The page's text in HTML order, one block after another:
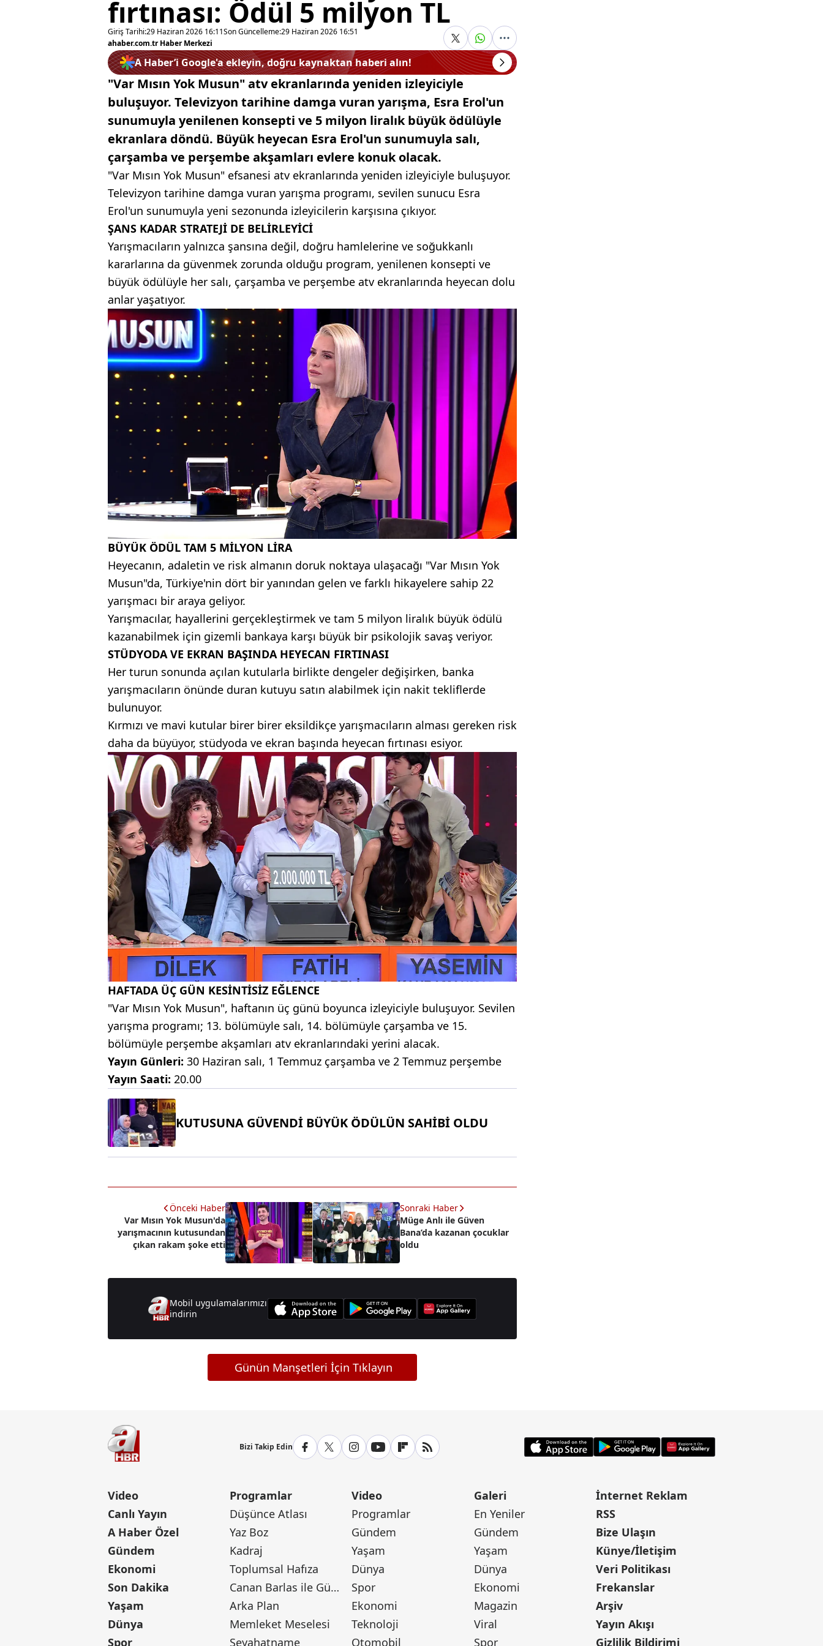
fırtınası: Ödül 5 milyon TL
Giriş Tarihi:29 Haziran 2026 16:11Son Güncelleme:29 Haziran 2026 16:51
ahaber.com.tr Haber Merkezi
A Haber’i Google'a ekleyin, doğru kaynaktan haberi alın!
"Var Mısın Yok Musun" atv ekranlarında yeniden izleyiciyle
buluşuyor. Televizyon tarihine damga vuran yarışma, Esra Erol'un
sunumuyla yenilenen konsepti ve 5 milyon liralık büyük ödülüyle
ekranlara döndü. Büyük heyecan Esra Erol'un sunumuyla salı,
çarşamba ve perşembe akşamları evlere konuk olacak.
"Var Mısın Yok Musun" efsanesi atv ekranlarında yeniden izleyiciyle buluşuyor.
Televizyon tarihine damga vuran yarışma programı, sevilen sunucu Esra
Erol'un sunumuyla yeni sezonunda izleyicilerin karşısına çıkıyor.
ŞANS KADAR STRATEJİ DE BELİRLEYİCİ
Yarışmacıların yalnızca şansına değil, doğru hamlelerine ve soğukkanlı
kararlarına da güvenmek zorunda olduğu program, yenilenen konsepti ve
büyük ödülüyle her salı, çarşamba ve perşembe atv ekranlarında heyecan dolu
anlar yaşatıyor.
BÜYÜK ÖDÜL TAM 5 MİLYON LİRA
Heyecanın, adaletin ve risk almanın doruk noktaya ulaşacağı "Var Mısın Yok
Musun"da, Türkiye'nin dört bir yanından gelen ve farklı hikayelere sahip 22
yarışmacı bir araya geliyor.
Yarışmacılar, hayallerini gerçekleştirmek ve tam 5 milyon liralık büyük ödülü
kazanabilmek için gizemli bankaya karşı büyük bir psikolojik savaş veriyor.
STÜDYODA VE EKRAN BAŞINDA HEYECAN FIRTINASI
Her turun sonunda açılan kutularla birlikte dengeler değişirken, banka
yarışmacıların önünde duran kutuyu satın alabilmek için nakit tekliflerde
bulunuyor.
Kırmızı ve mavi kutular birer birer eksildikçe yarışmacıların alması gereken risk
daha da büyüyor, stüdyoda ve ekran başında heyecan fırtınası esiyor.
HAFTADA ÜÇ GÜN KESİNTİSİZ EĞLENCE
"Var Mısın Yok Musun", haftanın üç günü boyunca izleyiciyle buluşuyor. Sevilen
yarışma programı; 13. bölümüyle salı, 14. bölümüyle çarşamba ve 15.
bölümüyle perşembe akşamları atv ekranlarındaki yerini alacak.
Yayın Günleri: 30 Haziran salı, 1 Temmuz çarşamba ve 2 Temmuz perşembe
Yayın Saati: 20.00
KUTUSUNA GÜVENDİ BÜYÜK ÖDÜLÜN SAHİBİ OLDU
Önceki Haber
Var Mısın Yok Musun'da
yarışmacının kutusundan
çıkan rakam şoke etti
Sonraki Haber
Müge Anlı ile Güven
Bana’da kazanan çocuklar
oldu
Mobil uygulamalarımızı
indirin
Günün Manşetleri İçin Tıklayın
Bizi Takip Edin
Video
Canlı Yayın
A Haber Özel
Gündem
Ekonomi
Son Dakika
Yaşam
Dünya
Spor
Programlar
Düşünce Atlası
Yaz Boz
Kadraj
Toplumsal Hafıza
Canan Barlas ile Gündem
Arka Plan
Memleket Meselesi
Seyahatname
Video
Programlar
Gündem
Yaşam
Dünya
Spor
Ekonomi
Teknoloji
Otomobil
Galeri
En Yeniler
Gündem
Yaşam
Dünya
Ekonomi
Magazin
Viral
Spor
İnternet Reklam
RSS
Bize Ulaşın
Künye/İletişim
Veri Politikası
Frekanslar
Arşiv
Yayın Akışı
Gizlilik Bildirimi